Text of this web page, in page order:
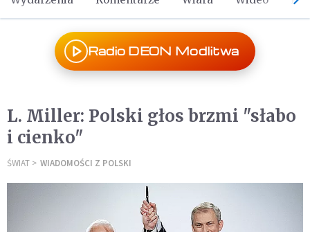
Radio DEON Modlitwa
L. Miller: Polski głos brzmi "słabo
i cienko"
ŚWIAT WIADOMOŚCI Z POLSKI